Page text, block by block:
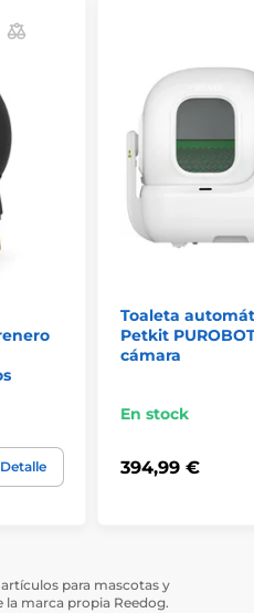
inteligentes
protección y un
funciona
horas para mantener el
Detalle
Toaleta
Petkit
cámara
En stock
394,99 €
para mascotas y
marca propia Reedog.